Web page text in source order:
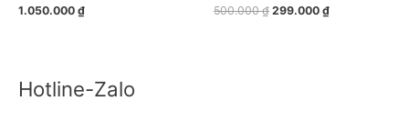
Đ
ư
ạ
n
1.050.000 ₫
Đ
ư
500.000₫ 299.000 ₫
Hotline-Zalo